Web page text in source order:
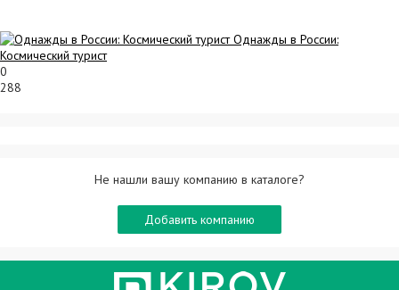
Однажды в России:
Космический турист
0
288
Не нашли вашу компанию в каталоге?
Добавить компанию